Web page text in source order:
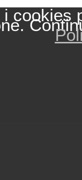
cookies